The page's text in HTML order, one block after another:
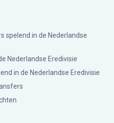
spelend in de Nederlandse
Nederlandse Eredivisie
in de Nederlandse Eredivisie